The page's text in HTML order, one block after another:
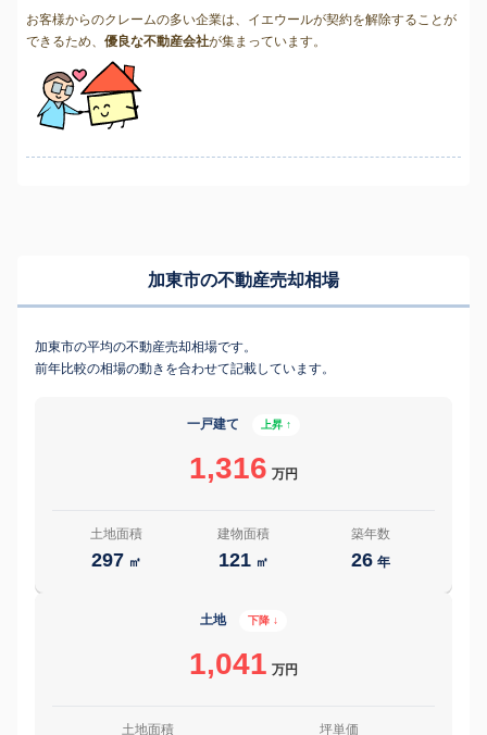
お客様からのクレームの多い企業は、イエウールが契約を解除することが
できるため、 優良な不動産会社が集まっています。
加東市の不動産売却相場
加東市の平均の不動産売却相場です。
前年比較の相場の動きを合わせて記載しています。
一戸建て 上昇 ↑
1,316 万円
土地面積
297 ㎡
建物面積
121 ㎡
築年数
26 年
土地 下降 ↓
1,041 万円
土地面積 坪単価